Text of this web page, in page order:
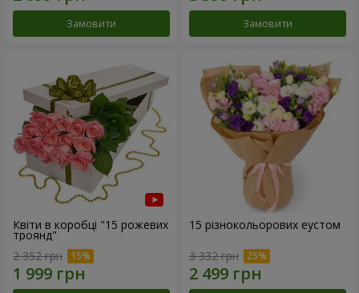
Замовити Замовити
Квіти в коробці "15 рожевих
троянд"
2 352 грн
15 різнокольорових еустом
3 332 грн